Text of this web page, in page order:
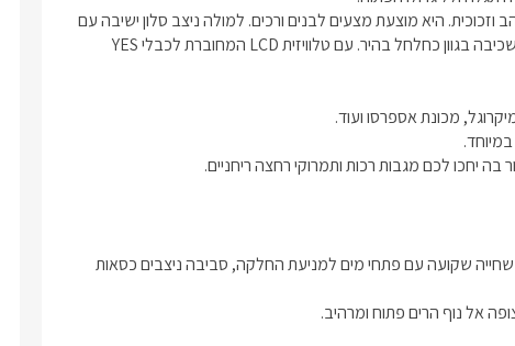
צמד כורסאות יחיד בגוון כחול רויאל מלכותי ומרשים, ולצידן ספת שכיבה בגוון כחלחל בהיר. עם טלוויזית LCD המחוברת לכבלי YES
יחכו לכם מגבות רכות ותמרוקי רחצה ריחניים.
אל נוף הרים פתוח ומרהיב.